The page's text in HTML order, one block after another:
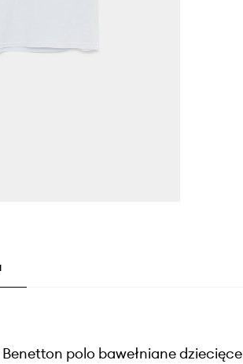
polo bawełniane dziecięce